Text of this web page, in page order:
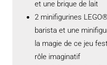
et une brique de lait
2 minifigurines
barista et une
la magie de ce jeu
rôle imaginatif